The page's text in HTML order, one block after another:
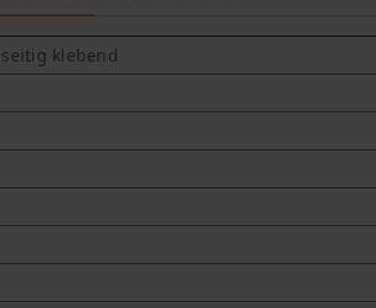
klebend